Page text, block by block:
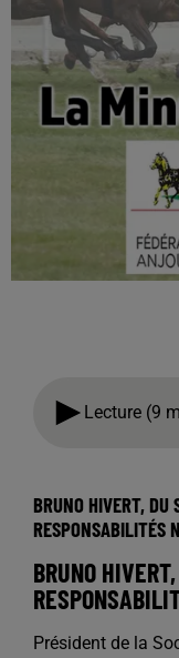
Lecture (9
BRUNO HIVERT, DU
RESPONSABILITÉS
BRUNO
Président de la